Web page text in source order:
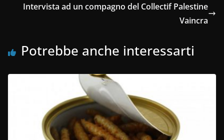
Intervista ad un compagno del Collectif Palestine
Vaincra
Potrebbe anche interessarti